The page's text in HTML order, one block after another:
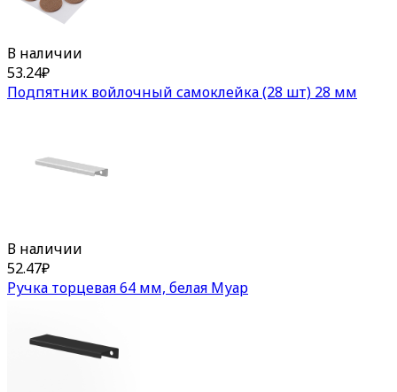
В наличии
53.24₽
Подпятник войлочный самоклейка (28 шт) 28 мм
В наличии
52.47₽
Ручка торцевая 64 мм, белая Муар